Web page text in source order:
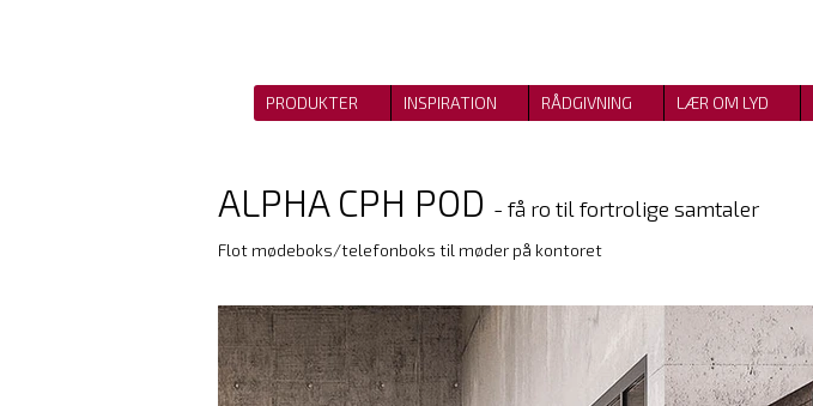
ALPHA CPH POD - få ro til fortrolige samtaler
Flot mødeboks/telefonboks til møder på kontoret
PRODUKTER INSPIRATION RÅDGIVNING LÆR OM LYD